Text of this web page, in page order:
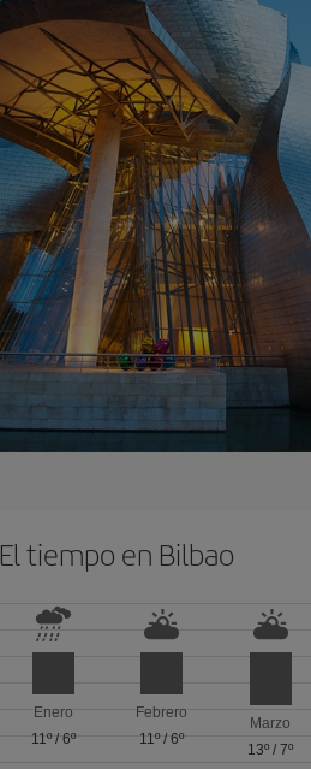
El tiempo en Bilbao
Enero
11º/ 6º
Febrero
11º/6º
Marzo
13º /7º